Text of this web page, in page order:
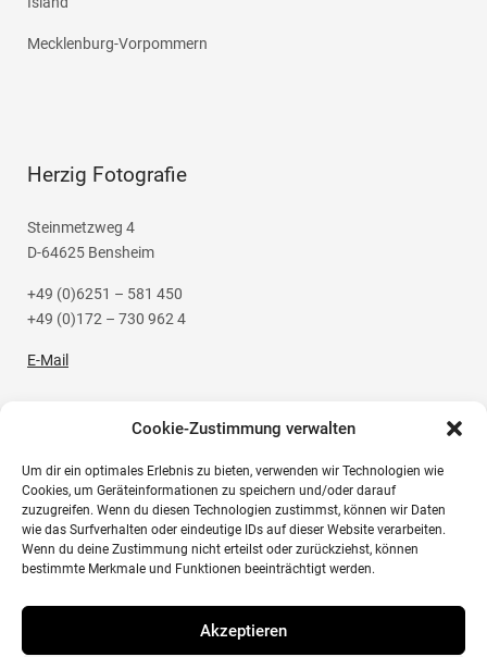
Cookie-Zustimmung verwalten
Um dir ein optimales Erlebnis zu bieten, verwenden wir Technologien wie
Cookies, um Geräteinformationen zu speichern und/oder darauf
zuzugreifen. Wenn du diesen Technologien zustimmst, können wir Daten
wie das Surfverhalten oder eindeutige IDs auf dieser Website verarbeiten.
Wenn du deine Zustimmung nicht erteilst oder zurückziehst, können
bestimmte Merkmale und Funktionen beeinträchtigt werden.
Akzeptieren
Mecklenburg-Vorpommern
Herzig Fotografie
Steinmetzweg 4
D-64625 Bensheim
+49 (0)6251 – 581 450
+49 (0)172 – 730 962 4
E-Mail
Social Media
Instagram